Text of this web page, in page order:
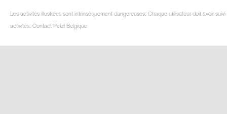
Les activités illustrées sont intrinsèquement dangereuses. Chaque utilisateur doit avoir
activités. Contact Petzl Belgique